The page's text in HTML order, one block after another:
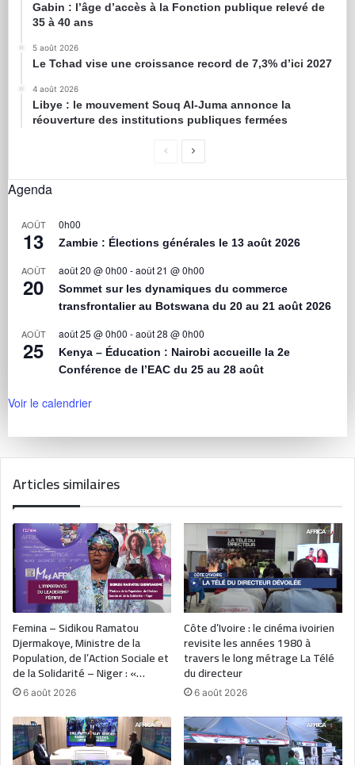
Gabin : l’âge d’accès à la Fonction publique relevé de
35 à 40 ans
5 août 2026
Le Tchad vise une croissance record de 7,3% d’ici 2027
4 août 2026
Libye : le mouvement Souq Al-Juma annonce la
réouverture des institutions publiques fermées
Agenda
AOÛT
13
0h00
Zambie : Élections générales le 13 août 2026
AOÛT
20
août 20 @ 0h00 -août 21 @ 0h00
Sommet sur les dynamiques du commerce
transfrontalier au Botswana du 20 au 21 août 2026
AOÛT
25
août 25 @ 0h00 -août 28 @ 0h00
Kenya – Éducation : Nairobi accueille la 2e
Conférence de l’EAC du 25 au 28 août
Voir le calendrier
Articles similaires
Femina – Sidikou Ramatou
Djermakoye, Ministre de la
Population, de l’Action Sociale et
de la Solidarité – Niger : «…
6 août 2026
Côte d’Ivoire : le cinéma ivoirien
revisite les années 1980 à
travers le long métrage La Télé
du directeur
6 août 2026